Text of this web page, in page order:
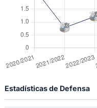
Estadísticas de Defensa